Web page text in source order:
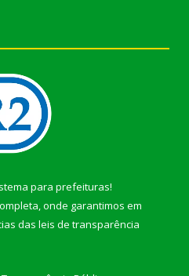
para prefeituras!
onde garantimos em
das leis de transparência